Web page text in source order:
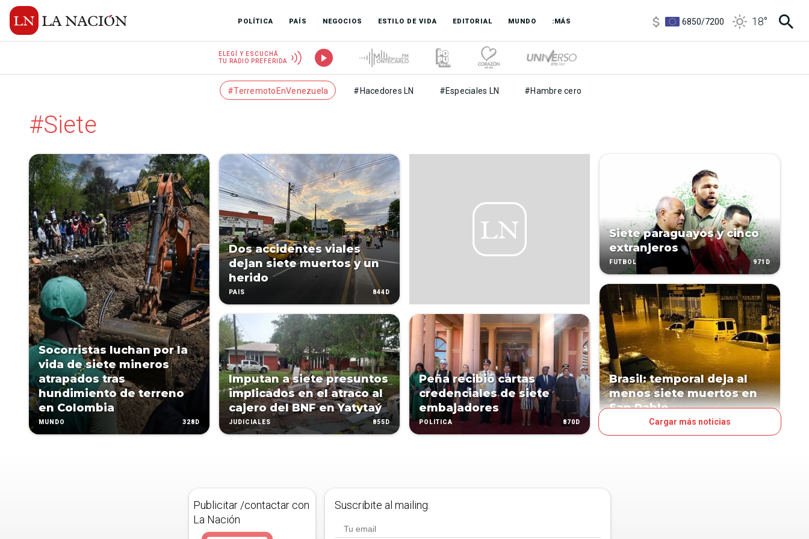
POLÍTICA PAÍS NEGOCIOS ESTILO DE VIDA EDITORIAL MUNDO :MÁS
6850/7200
18°
ELEGÍ Y ESCUCHÁ
TU RADIO PREFERIDA
#TerremotoEnVenezuela #Hacedores LN #Especiales LN #Hambre cero
#Siete
Socorristas luchan por la
vida de siete mineros
atrapados tras
hundimiento de terreno
en Colombia
MUNDO 328D
Dos accidentes viales
dejan siete muertos y un
herido
PAÍS 844D
Imputan a siete presuntos
implicados en el atraco al
cajero del BNF en Yatytaý
JUDICIALES 855D
Peña recibió cartas
credenciales de siete
embajadores
POLÍTICA 870D
Siete paraguayos y cinco
extranjeros
FÚTBOL 971D
Brasil: temporal deja al
menos siete muertos en
San Pablo
Cargar más noticias
Publicitar /contactar con
La Nación
Suscribite al mailing.